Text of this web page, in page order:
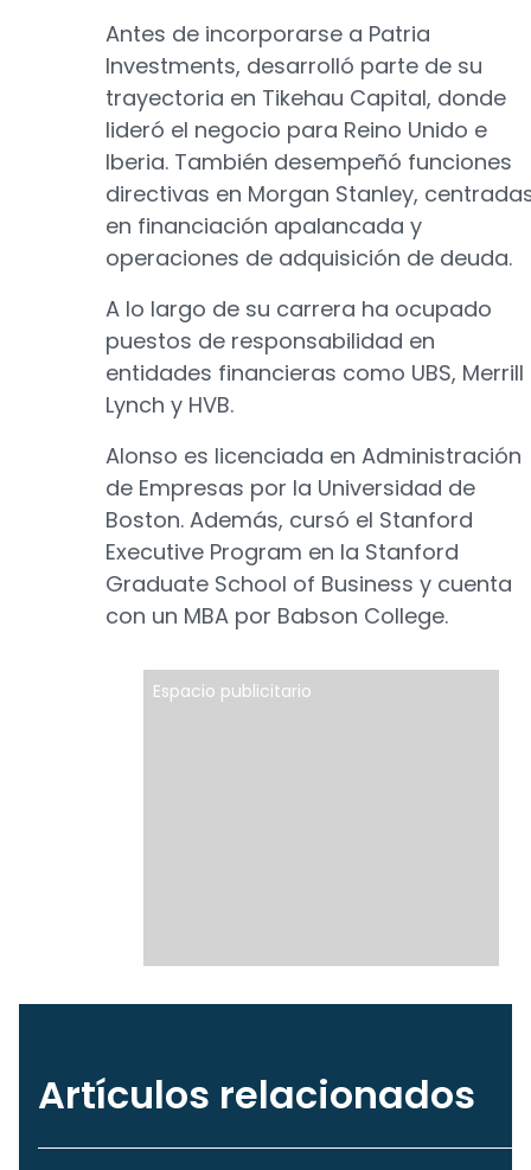
Antes de incorporarse a Patria
Investments, desarrolló parte de su
trayectoria en Tikehau Capital, donde
lideró el negocio para Reino Unido e
Iberia. También desempeñó funciones
directivas en Morgan Stanley,
en financiación apalancada y
operaciones de adquisición de deuda.
A lo largo de su carrera ha ocupado
puestos de responsabilidad en
entidades financieras como UBS, Merrill
Lynch y HVB.
Alonso es licenciada en Administración
de Empresas por la Universidad de
Boston. Además, cursó el Stanford
Executive Program en la Stanford
Graduate School of Business y cuenta
con un MBA por Babson College.
Espacio publicitario
Artículos relacionados